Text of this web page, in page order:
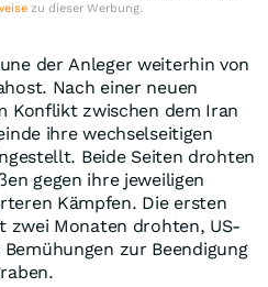
zu dieser Werbung.
der Anleger weiterhin von
Nach einer neuen
Konflikt zwischen dem Iran
ihre wechselseitigen
Beide Seiten drohten
gegen ihre jeweiligen
Kämpfen. Die ersten
zwei Monaten drohten, US-
zur Beendigung